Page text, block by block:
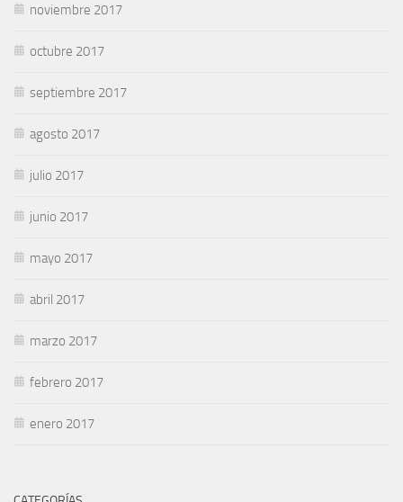
noviembre 2017
octubre 2017
septiembre 2017
agosto 2017
julio 2017
junio 2017
mayo 2017
abril 2017
marzo 2017
febrero 2017
enero 2017